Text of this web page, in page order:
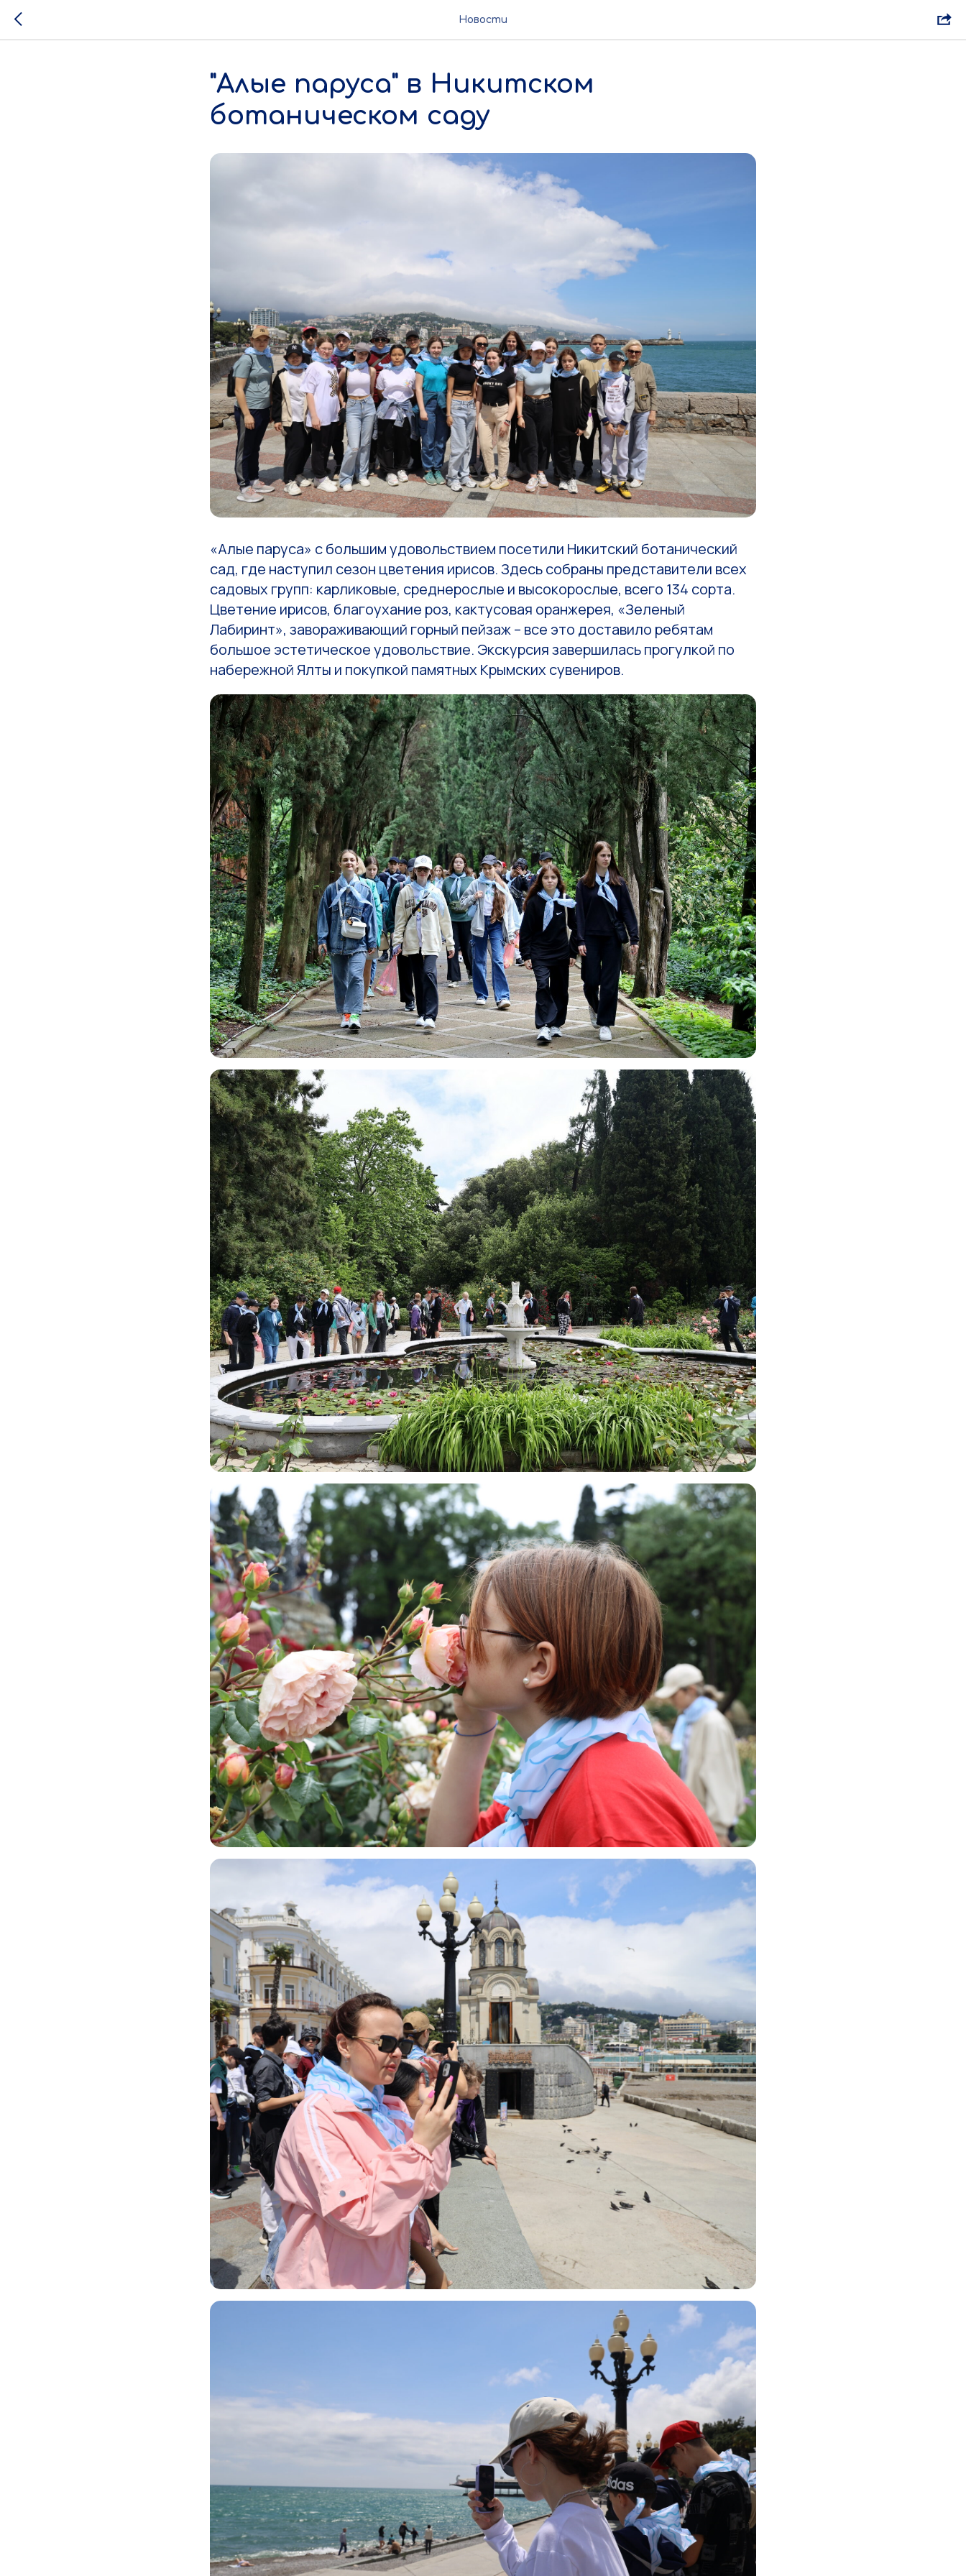
Новости
"Алые паруса" в Никитском
ботаническом саду
«Алые паруса» с большим удовольствием посетили Никитский ботанический
сад, где наступил сезон цветения ирисов. Здесь собраны представители всех
садовых групп: карликовые, среднерослые и высокорослые, всего 134 сорта.
Цветение ирисов, благоухание роз, кактусовая оранжерея, «Зеленый
Лабиринт», завораживающий горный пейзаж – все это доставило ребятам
большое эстетическое удовольствие. Экскурсия завершилась прогулкой по
набережной Ялты и покупкой памятных Крымских сувениров.